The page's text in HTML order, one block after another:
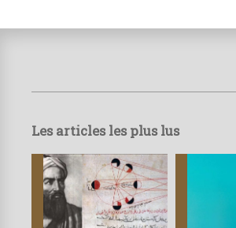
Les articles les plus lus